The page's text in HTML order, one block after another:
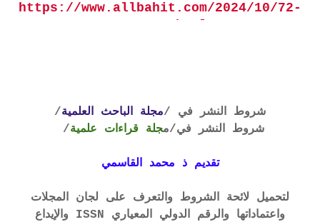
https://www.allbahit.com/2024/10/72-
شروط النشر في /مجلة الباحث العلمية/
شروط النشر في/مجلة قراءات علمية/
تقديم ذ محمد القاسمي
لتحميل لائحة الشروط والتعرف على لجان المجلات
واعتماداتها والرقم الدولي المعياري ISSN والإيداع